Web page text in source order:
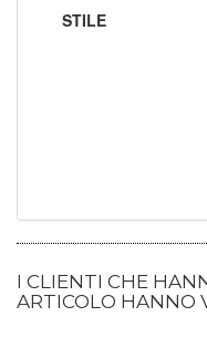
STILE
I CLIENTI CHE
ARTICOLO HANNO